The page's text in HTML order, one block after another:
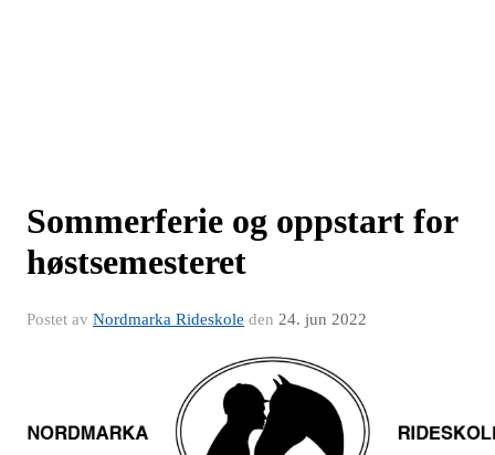
Sommerferie og oppstart for
høstsemesteret
Postet av Nordmarka Rideskole den 24. jun 2022